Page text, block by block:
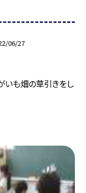
06/27
いも畑の草引きをし